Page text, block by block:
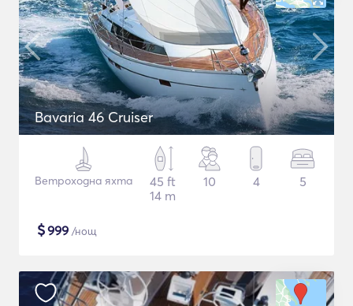
Bavaria 46 Cruiser
Ветроходна яхта
45 ft
14 m
10 4 5
$999 /нощ